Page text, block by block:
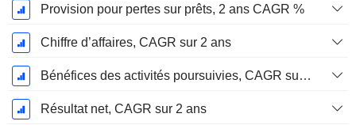
Provision pour pertes sur prêts, 2 ans CAGR %
Chiffre d’affaires, CAGR sur 2 ans
Bénéfices des activités poursuivies, CAGR sur 2 ans
Résultat net, CAGR sur 2 ans